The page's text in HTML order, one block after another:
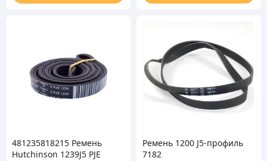
481235818215 Ремень
Hutchinson 1239J5 PJE
Ремень 1200 J5-профиль
7182